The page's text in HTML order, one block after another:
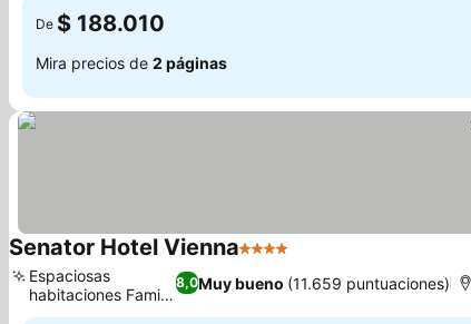
De $ 188.010
Mira precios de 2 páginas
Senator Hotel Vienna4 Estrellas
8,0Muy bueno (11.659 puntuaciones)
Espaciosas
habitaciones Family
XXL